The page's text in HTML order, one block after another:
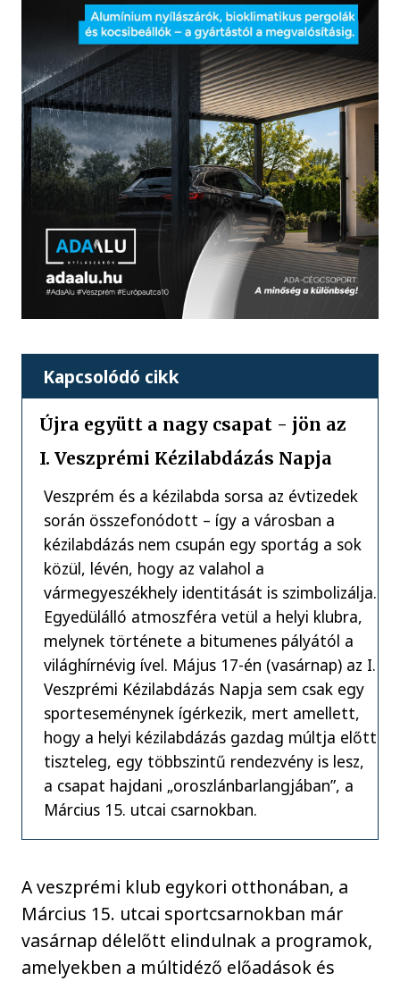
Kapcsolódó cikk
Újra együtt a nagy csapat - jön az
I. Veszprémi Kézilabdázás Napja
Veszprém és a kézilabda sorsa az évtizedek
során összefonódott – így a városban a
kézilabdázás nem csupán egy sportág a sok
közül, lévén, hogy az valahol a
vármegyeszékhely identitását is szimbolizálja.
Egyedülálló atmoszféra vetül a helyi klubra,
melynek története a bitumenes pályától a
világhírnévig ível. Május 17-én (vasárnap) az I.
Veszprémi Kézilabdázás Napja sem csak egy
sporteseménynek ígérkezik, mert amellett,
hogy a helyi kézilabdázás gazdag múltja előtt
tiszteleg, egy többszintű rendezvény is lesz,
a csapat hajdani „oroszlánbarlangjában”, a
Március 15. utcai csarnokban.
A veszprémi klub egykori otthonában, a
Március 15. utcai sportcsarnokban már
vasárnap délelőtt elindulnak a programok,
amelyekben a múltidéző előadások és